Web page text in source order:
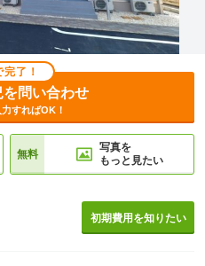
了！
を問い合わせ
すればOK！
無料
写真を
もっと見たい
初期費用を知りたい